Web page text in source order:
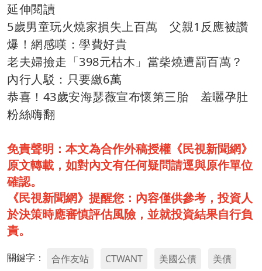
延伸閱讀
5歲男童玩火燒家損失上百萬 父親1反應被讚
爆！網感嘆：學費好貴
老夫婦撿走「398元枯木」當柴燒遭罰百萬？
內行人駁：只要繳6萬
恭喜！43歲安海瑟薇宣布懷第三胎 羞曬孕肚
粉絲嗨翻
免責聲明：本文為合作外稿授權《民視新聞網》
原文轉載，如對內文有任何疑問請逕與原作單位
確認。
《民視新聞網》提醒您：內容僅供參考，投資人
於決策時應審慎評估風險，並就投資結果自行負
責。
關鍵字： 合作友站 CTWANT 美國公債 美債